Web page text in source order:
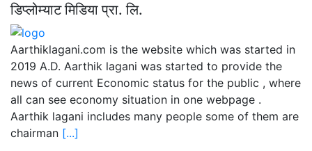
डिप्लोम्याट मिडिया प्रा. लि.
Aarthiklagani.com is the website which was started in
2019 A.D. Aarthik lagani was started to provide the
news of current Economic status for the public , where
all can see economy situation in one webpage .
Aarthik lagani includes many people some of them are
chairman [...]